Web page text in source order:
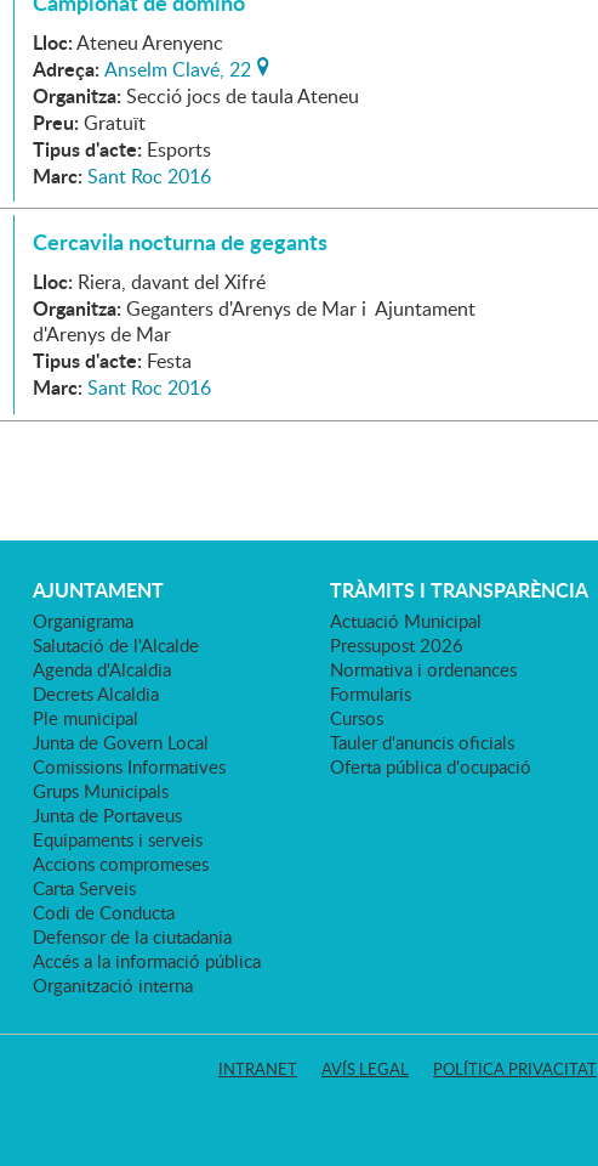
Lloc:Ateneu Arenyenc
Adreça: Anselm Clavé, 22
Organitza: Secció jocs de taula Ateneu
Preu: Gratuït
Tipus d'acte: Esports
Marc: Sant Roc 2016
Cercavila nocturna de gegants
Lloc: Riera, davant del Xifré
Organitza: Geganters d'Arenys de Mar i Ajuntament
d'Arenys de Mar
Tipus d'acte: Festa
Marc: Sant Roc 2016
AJUNTAMENT
Organigrama
Salutació de l'Alcalde
Agenda d'Alcaldia
Decrets Alcaldia
Ple municipal
Junta de Govern Local
Comissions Informatives
Grups Municipals
Junta de Portaveus
Equipaments i serveis
Accions compromeses
Carta Serveis
Codi de Conducta
Defensor de la ciutadania
Accés a la informació pública
Organització interna
TRÀMITS I TRANSPARÈNCIA
Actuació Municipal
Pressupost 2026
Normativa i ordenances
Formularis
Cursos
Tauler d'anuncis oficials
Oferta pública d'ocupació
INTRANET AVÍS LEGAL POLÍTICA PRIVACITAT